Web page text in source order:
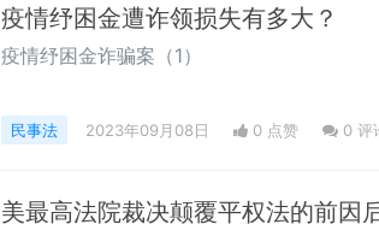
疫情纾困金遭诈领损失有多大？
疫情纾困金诈骗案（1）
民事法 2023年09月08日 0 点赞 0 评
美最高法院裁决颠覆平权法的前因